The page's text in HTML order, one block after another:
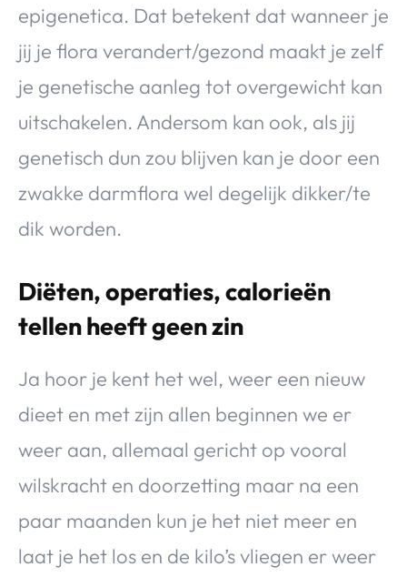
epigenetica. Dat betekent dat wanneer je
jij je flora verandert/gezond maakt je zelf
je genetische aanleg tot overgewicht kan
uitschakelen. Andersom kan ook, als jij
genetisch dun zou blijven kan je door een
zwakke darmflora wel degelijk dikker/te
dik worden.
Diëten, operaties, calorieën
tellen heeft geen zin
Ja hoor je kent het wel, weer een nieuw
dieet en met zijn allen beginnen we er
weer aan, allemaal gericht op vooral
wilskracht en doorzetting maar na een
paar maanden kun je het niet meer en
laat je het los en de kilo’s vliegen er weer